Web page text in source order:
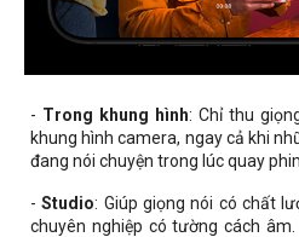
- Trong khung hình: Chỉ thu
khung hình camera, ngay cả khi
đang nói chuyện trong lúc quay
-Studio: Giúp giọng nói có chất
chuyên nghiệp có tường cách